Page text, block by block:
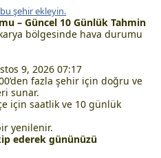
şehir ekleyin.
– Güncel 10 Günlük Tahmin
bölgesinde hava durumu
9, 2026 07:17
fazla şehir için doğru ve
sunar.
için saatlik ve 10 günlük
yenilenir.
ederek gününüzü